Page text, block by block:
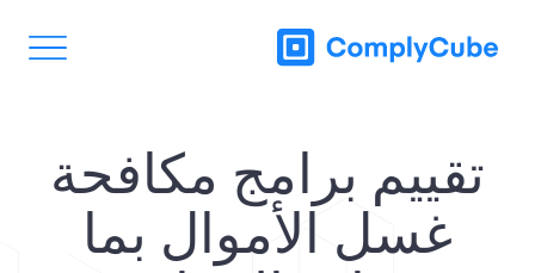
تقييم برامج مكافحة
غسل الأموال بما